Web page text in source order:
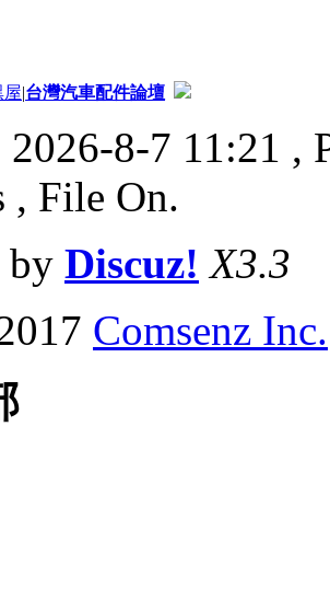
屋|台灣汽車配件論壇
8-7 11:21 ,
, File On.
by Discuz! X3.3
Comsenz Inc.